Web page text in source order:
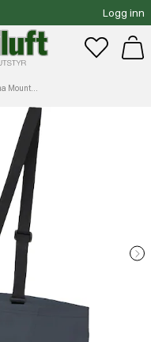
Logg inn
Norrøna Mountaineering Bib (M) Ebony